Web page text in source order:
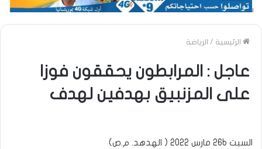
الرئيسية / الرياضة
عاجل : المرابطون يحققون فوزا
على المزنبيق بهدفين لهدف
السبت 26b مارس 2022 ( الهدهد. م.ص)